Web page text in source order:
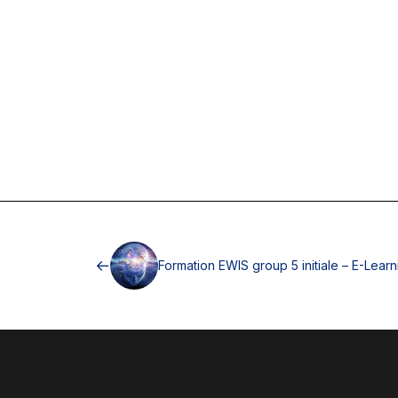
Formation EWIS group 5 initiale – E-